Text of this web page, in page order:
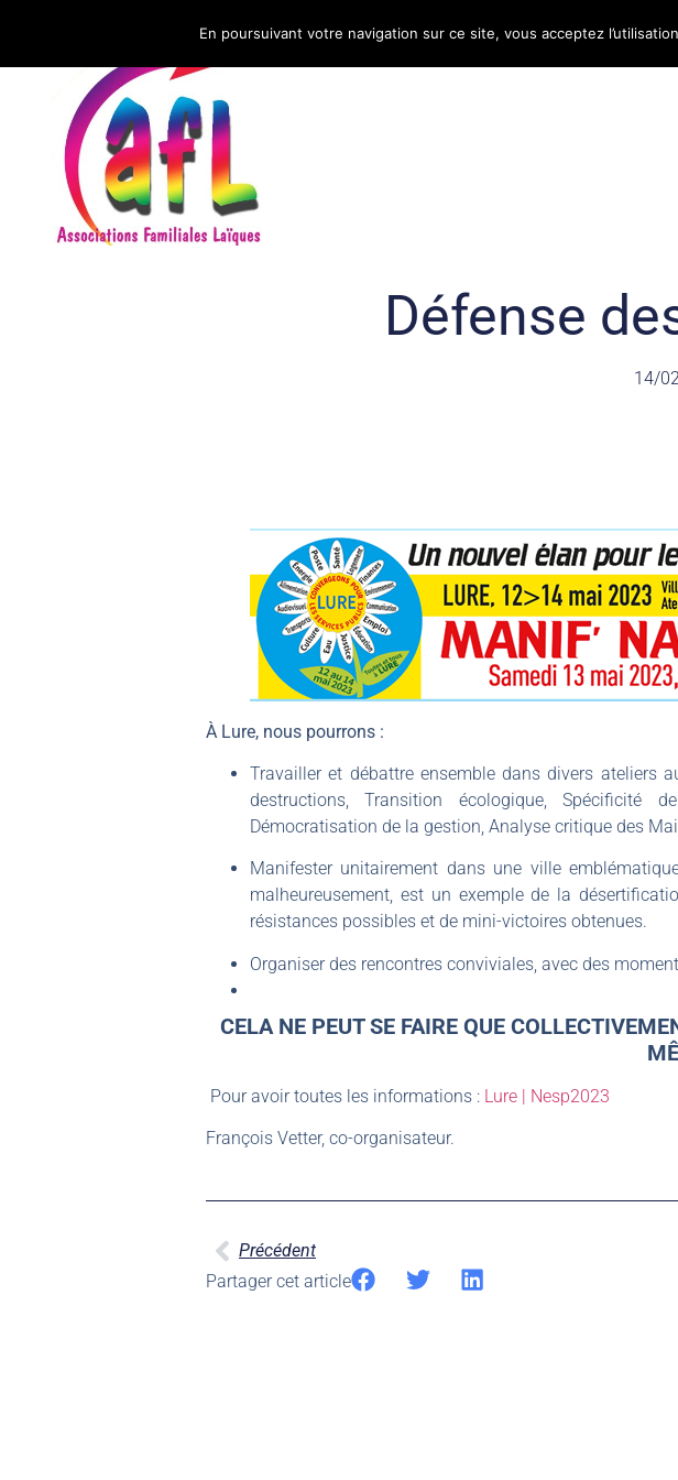
CNAFAL Bulletin
Défense
14/
À Lure, nous pourrons :
Travailler et débattre ensemble dans divers ateliers
destructions, Transition écologique, Spécificité
Démocratisation de la gestion, Analyse critique des
Manifester unitairement dans une ville
malheureusement, est un exemple de la
résistances possibles et de mini-victoires obtenues.
Organiser des rencontres conviviales, avec des
CELA NE PEUT SE FAIRE QUE
Pour avoir toutes les informations : Lure | Nesp2023
François Vetter, co-organisateur.
Précédent
Partager cet article
En poursuivant votre navigation sur ce site, vous acceptez